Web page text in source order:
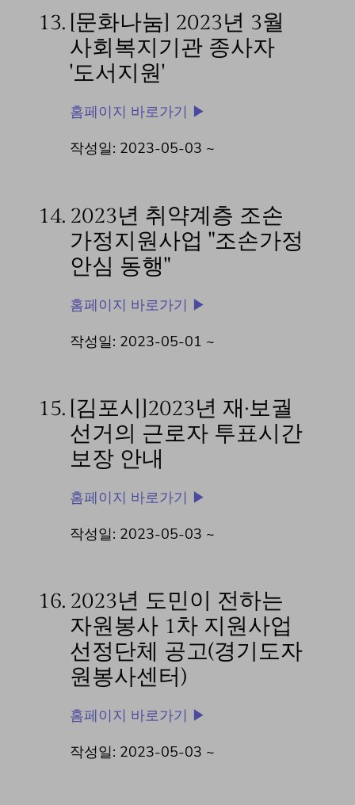
13. [문화나눔] 2023년 3월
사회복지기관 종사자
'도서지원'
홈페이지 바로가기 ▶
작성일: 2023-05-03 ~
14. 2023년 취약계층 조손
가정지원사업 "조손가정
안심 동행"
홈페이지 바로가기 ▶
작성일: 2023-05-01 ~
15. [김포시]2023년 재·보궐
선거의 근로자 투표시간
보장 안내
홈페이지 바로가기 ▶
작성일: 2023-05-03 ~
16. 2023년 도민이 전하는
자원봉사 1차 지원사업
선정단체 공고(경기도자
원봉사센터)
홈페이지 바로가기 ▶
작성일: 2023-05-03 ~